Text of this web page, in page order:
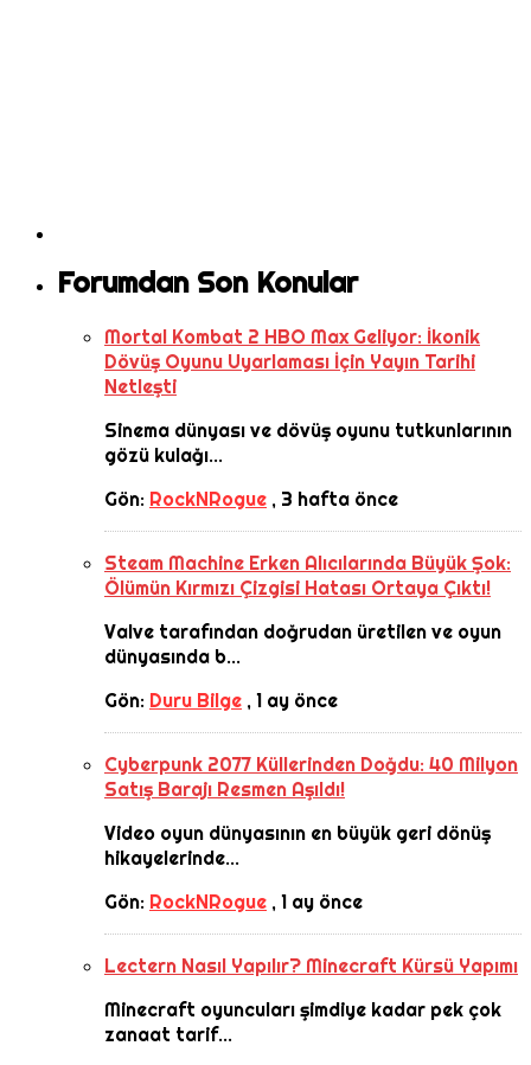
Forumdan Son Konular
Mortal Kombat 2 HBO Max Geliyor: İkonik
Dövüş Oyunu Uyarlaması İçin Yayın Tarihi
Netleşti
Sinema dünyası ve dövüş oyunu tutkunlarının
gözü kulağı...
Gön: RockNRogue , 3 hafta önce
Steam Machine Erken Alıcılarında Büyük Şok:
Ölümün Kırmızı Çizgisi Hatası Ortaya Çıktı!
Valve tarafından doğrudan üretilen ve oyun
dünyasında b...
Gön: Duru Bilge ,1 ay önce
Cyberpunk 2077 Küllerinden Doğdu: 40 Milyon
Satış Barajı Resmen Aşıldı!
Video oyun dünyasının en büyük geri dönüş
hikayelerinde...
Gön: RockNRogue ,1 ay önce
Lectern Nasıl Yapılır? Minecraft Kürsü Yapımı
Minecraft oyuncuları şimdiye kadar pek çok
zanaat tarif...